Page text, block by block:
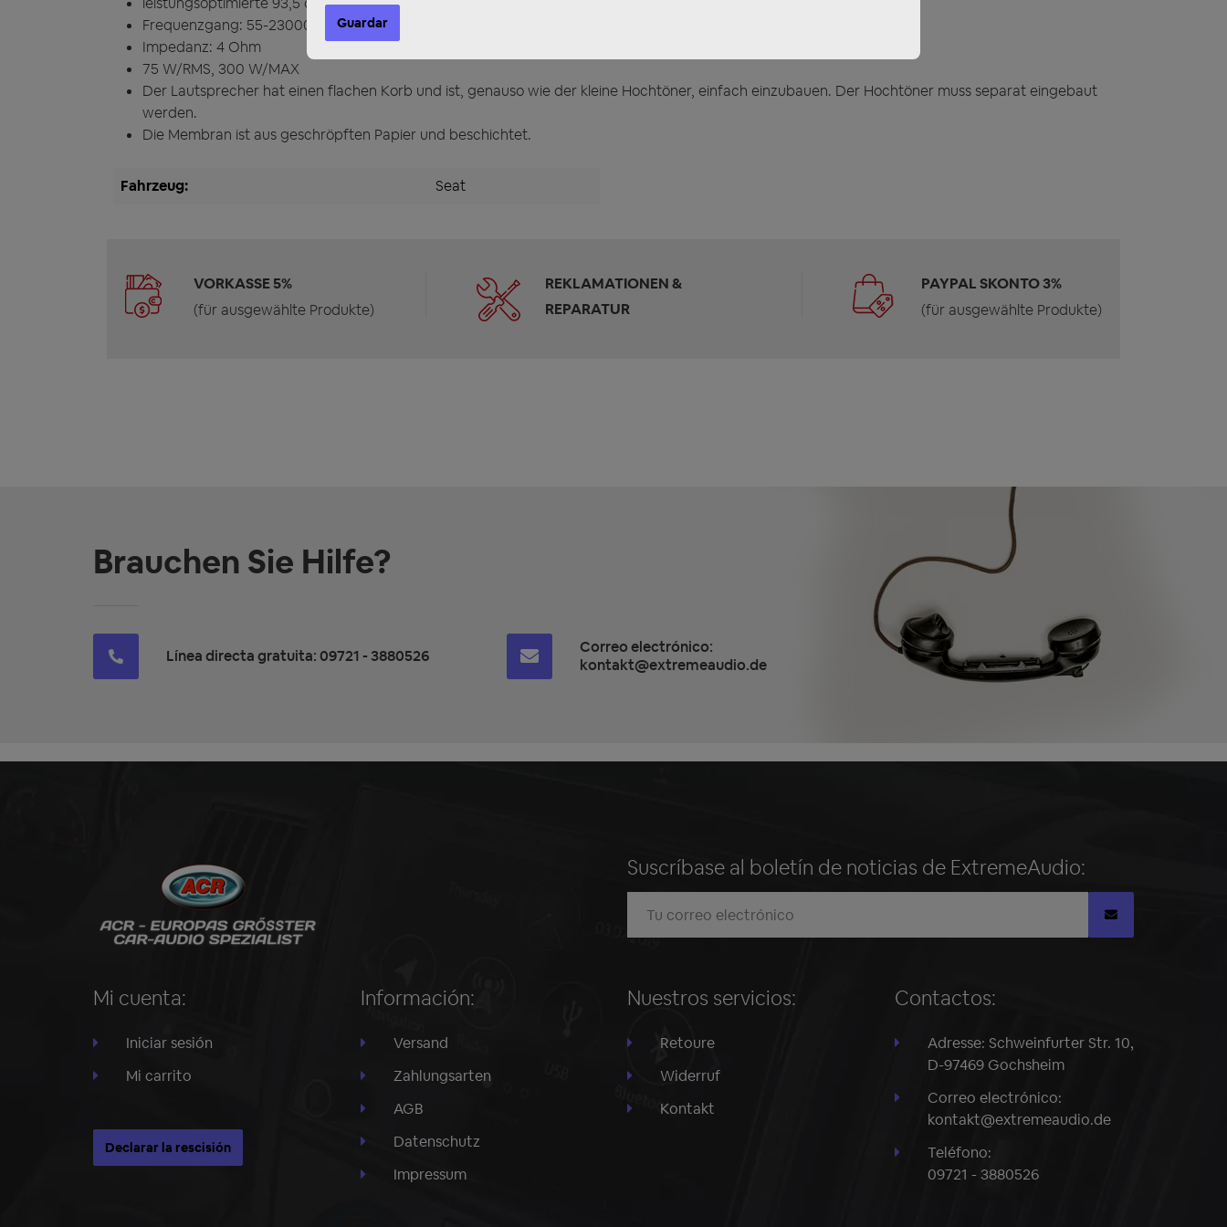
Frequenzgang: 55-23000 Hz
Impedanz: 4 Ohm
75 W/RMS, 300 W/MAX
Der Lautsprecher hat einen flachen Korb und ist, genauso wie der kleine Hochtöner, einfach einzubauen. Der Hochtöner muss separat eingebaut
werden.
Die Membran ist aus geschröpften Papier und beschichtet.
Fahrzeug: Seat
VORKASSE 5%
(für ausgewählte Produkte)
REKLAMATIONEN &
REPARATUR
PAYPAL SKONTO 3%
(für ausgewählte Produkte)
Brauchen Sie Hilfe?
Línea directa gratuita: 09721 - 3880526
Correo electrónico:
kontakt@extremeaudio.de
Suscríbase al boletín de noticias de ExtremeAudio:
Mi cuenta:
Iniciar sesión
Mi carrito
Declarar la rescisión
Información:
Versand
Zahlungsarten
AGB
Datenschutz
Impressum
Nuestros servicios:
Retoure
Widerruf
Kontakt
Contactos:
Adresse: Schweinfurter Str. 10,
D-97469 Gochsheim
Correo electrónico:
kontakt@extremeaudio.de
Teléfono:
09721 - 3880526
Guardar